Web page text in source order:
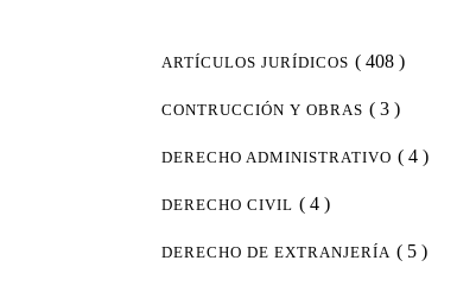
ARTÍCULOS JURÍDICOS ( 408 )
CONTRUCCIÓN Y OBRAS ( 3 )
DERECHO ADMINISTRATIVO ( 4 )
DERECHO CIVIL ( 4 )
DERECHO DE EXTRANJERÍA ( 5 )